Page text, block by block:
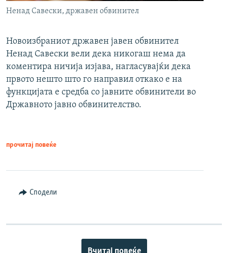
Ненад Савески, државен обвинител
Новоизбраниот државен јавен обвинител
Ненад Савески вели дека никогаш нема да
коментира ничија изјава, нагласувајќи дека
првото нешто што го направил откако е на
функцијата е средба со јавните обвинители во
Државното јавно обвинителство.
прочитај повеќе
Сподели